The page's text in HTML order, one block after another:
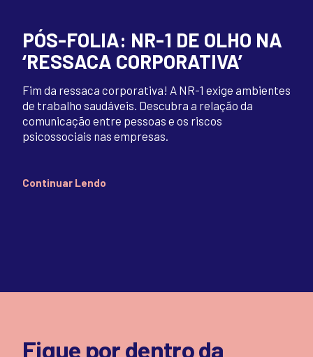
PÓS-FOLIA: NR-1 DE OLHO NA
‘RESSACA CORPORATIVA’
Fim da ressaca corporativa! A NR-1 exige ambientes
de trabalho saudáveis. Descubra a relação da
comunicação entre pessoas e os riscos
psicossociais nas empresas.
Continuar Lendo
Fique por dentro da